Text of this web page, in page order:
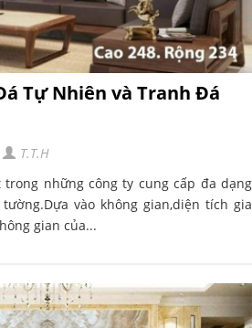
Tự Nhiên và Tranh Đá
T.T.H
trong những công ty cung cấp đa dạng
vào không gian,diện tích gia
gian của...